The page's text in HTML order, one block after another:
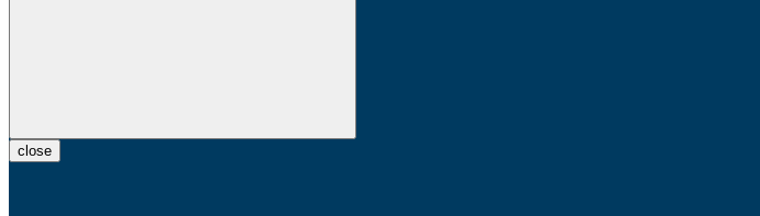
close